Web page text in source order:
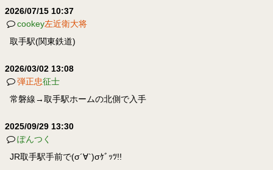
2026/07/15 10:37
cookey左近衛大将
取手駅(関東鉄道)
2026/03/02 13:08
弾正忠征士
常磐線→取手駅ホームの北側で入手
2025/09/29 13:30
ぽんつく
JR取手駅手前で(σ´∀`)σｹﾞｯﾂ!!